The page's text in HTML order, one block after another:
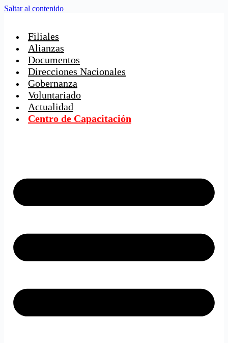
Saltar al contenido
Filiales
Alianzas
Documentos
Direcciones Nacionales
Gobernanza
Voluntariado
Actualidad
Centro de Capacitación